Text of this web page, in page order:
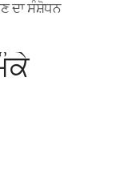
ਦਾ ਸੰਸ਼ੋਧਨ